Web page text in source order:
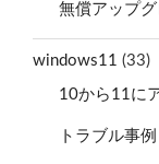
無償アップ
windows11 (33)
10から11に
トラブル事例